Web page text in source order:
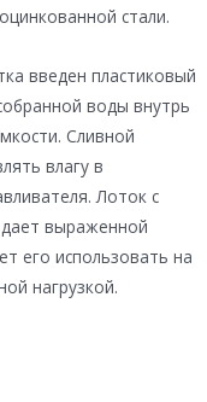
стали.
введен пластиковый
воды внутрь
Сливной
влагу в
Лоток с
выраженной
его использовать на
нагрузкой.